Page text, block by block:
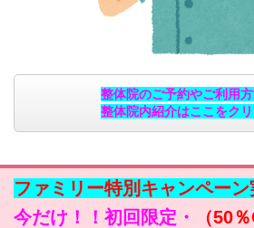
整体院のご予約やご利用方
整体院内紹介はここをク
ファミリー特別キャンペーン
今だけ！！初回限定・
（50